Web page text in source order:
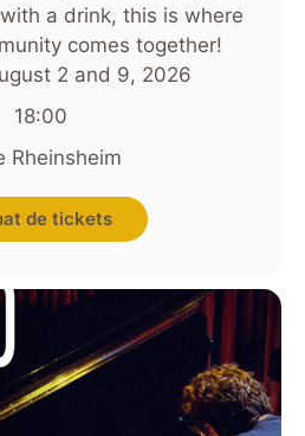
a drink, this is where
comes together!
2 and 9, 2026
18:00
Rheinsheim
de tickets